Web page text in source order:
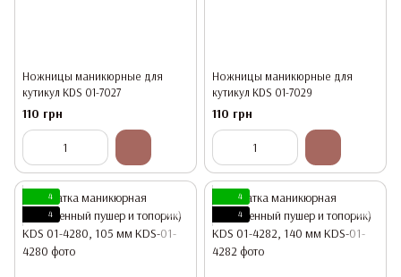
Ножницы маникюрные для
кутикул KDS 01-7027
110 грн
Ножницы маникюрные для
кутикул KDS 01-7029
110 грн
4
4
4
4